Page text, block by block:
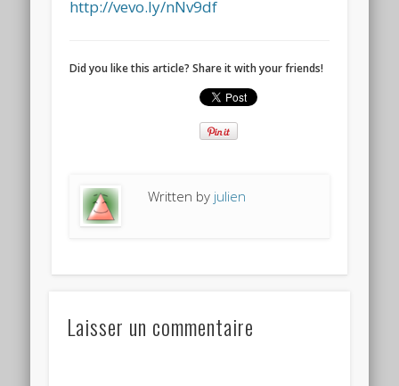
http://vevo.ly/nNv9df
Did you like this article? Share it with your friends!
Written by julien
Laisser un commentaire